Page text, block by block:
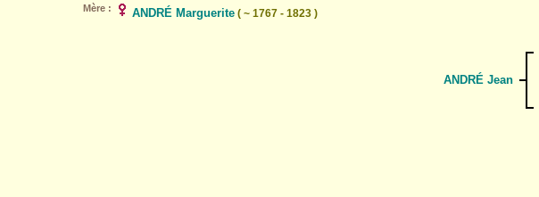
Mère : ANDRÉ Marguerite ( ~ 1767 - 1823 )
ANDRÉ Jean